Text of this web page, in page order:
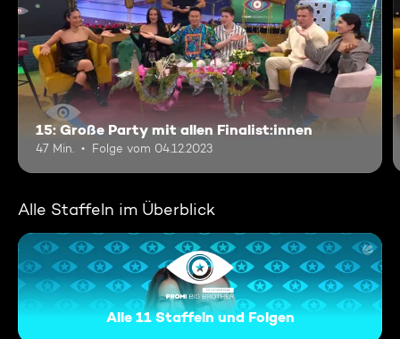
15: Große Party mit allen Finalist:innen
47 Min. Folge vom 04.12.2023
Alle Staffeln im Überblick
Promi Big Brother - Die Late
Alle 11 Staffeln und Folgen